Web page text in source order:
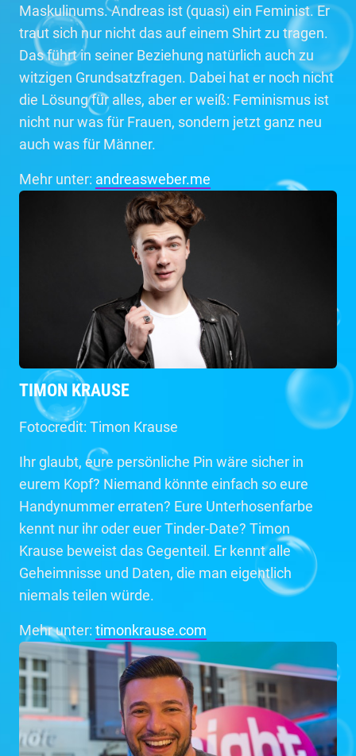
Maskulinums. Andreas ist (quasi) ein Feminist. Er
traut sich nur nicht das auf einem Shirt zu tragen.
Das führt in seiner Beziehung natürlich auch zu
witzigen Grundsatzfragen. Dabei hat er noch nicht
die Lösung für alles, aber er weiß: Feminismus ist
nicht nur was für Frauen, sondern jetzt ganz neu
auch was für Männer.
Mehr unter: andreasweber.me
TIMON KRAUSE
Fotocredit: Timon Krause
Ihr glaubt, eure persönliche Pin wäre sicher in
eurem Kopf? Niemand könnte einfach so eure
Handynummer erraten? Eure Unterhosenfarbe
kennt nur ihr oder euer Tinder-Date? Timon
Krause beweist das Gegenteil. Er kennt alle
Geheimnisse und Daten, die man eigentlich
niemals teilen würde.
Mehr unter: timonkrause.com